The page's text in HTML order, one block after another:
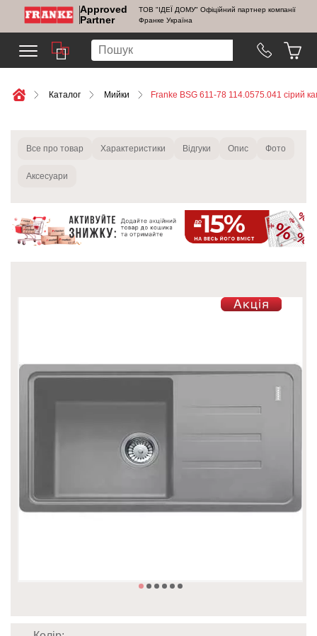
Approved
Partner
ТОВ "ІДЕЇ ДОМУ" Офіційний партнер компанії
Франке Україна
Каталог Мийки Franke BSG 611-78 114.0575.041 сірий
Все про товар Характеристики Відгуки Опис Фото
Аксесуари